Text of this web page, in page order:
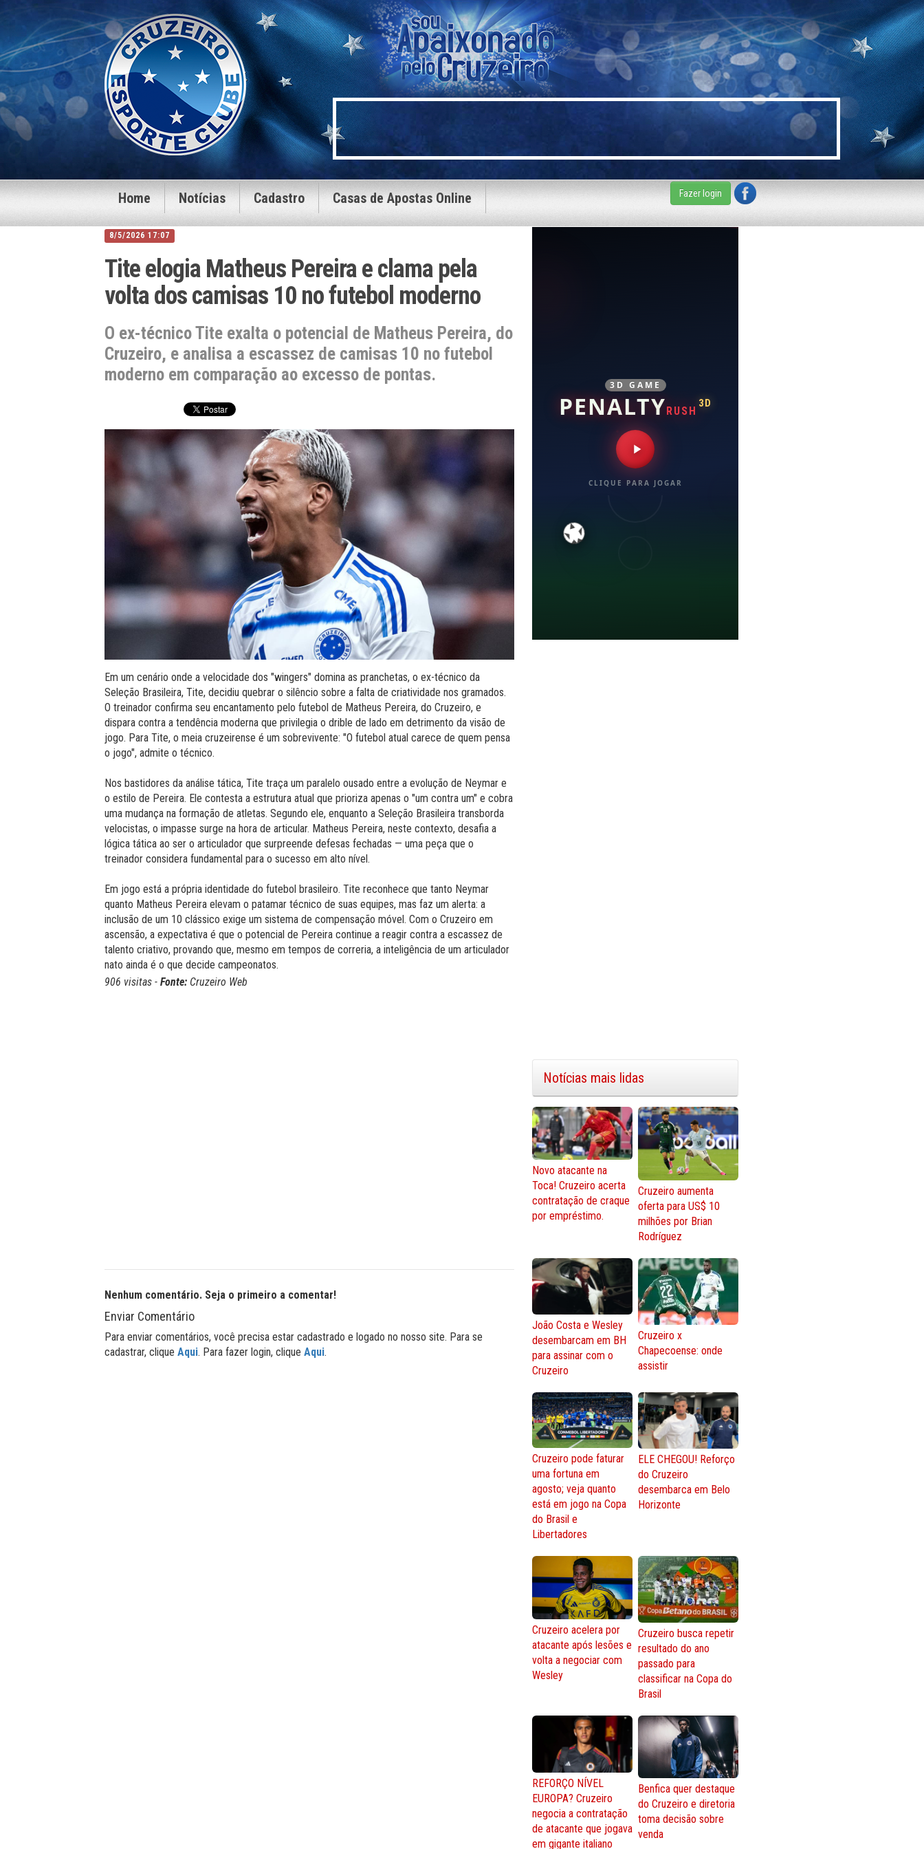
Home Notícias Cadastro Casas de Apostas Online Fazer login
8/5/2026 17:07
Tite elogia Matheus Pereira e clama pela
volta dos camisas 10 no futebol moderno
O ex-técnico Tite exalta o potencial de Matheus Pereira, do
Cruzeiro, e analisa a escassez de camisas 10 no futebol
moderno em comparação ao excesso de pontas.
Em um cenário onde a velocidade dos "wingers" domina as pranchetas, o ex-técnico da
Seleção Brasileira, Tite, decidiu quebrar o silêncio sobre a falta de criatividade nos gramados.
O treinador confirma seu encantamento pelo futebol de Matheus Pereira, do Cruzeiro, e
dispara contra a tendência moderna que privilegia o drible de lado em detrimento da visão de
jogo. Para Tite, o meia cruzeirense é um sobrevivente: "O futebol atual carece de quem pensa
o jogo", admite o técnico.
Nos bastidores da análise tática, Tite traça um paralelo ousado entre a evolução de Neymar e
o estilo de Pereira. Ele contesta a estrutura atual que prioriza apenas o "um contra um" e cobra
uma mudança na formação de atletas. Segundo ele, enquanto a Seleção Brasileira transborda
velocistas, o impasse surge na hora de articular. Matheus Pereira, neste contexto, desafia a
lógica tática ao ser o articulador que surpreende defesas fechadas — uma peça que o
treinador considera fundamental para o sucesso em alto nível.
Em jogo está a própria identidade do futebol brasileiro. Tite reconhece que tanto Neymar
quanto Matheus Pereira elevam o patamar técnico de suas equipes, mas faz um alerta: a
inclusão de um 10 clássico exige um sistema de compensação móvel. Com o Cruzeiro em
ascensão, a expectativa é que o potencial de Pereira continue a reagir contra a escassez de
talento criativo, provando que, mesmo em tempos de correria, a inteligência de um articulador
nato ainda é o que decide campeonatos.
906 visitas - Fonte: Cruzeiro Web
Nenhum comentário. Seja o primeiro a comentar!
Enviar Comentário
Para enviar comentários, você precisa estar cadastrado e logado no nosso site. Para se
cadastrar, clique Aqui. Para fazer login, clique Aqui.
3D GAME
PENALTYRUSH
3D
CLIQUE PARA JOGAR
Notícias mais lidas
Novo atacante na
Toca! Cruzeiro acerta
contratação de craque
por empréstimo.
Cruzeiro aumenta
oferta para US$ 10
milhões por Brian
Rodríguez
João Costa e Wesley
desembarcam em BH
para assinar com o
Cruzeiro
Cruzeiro x
Chapecoense: onde
assistir
Cruzeiro pode faturar
uma fortuna em
agosto; veja quanto
está em jogo na Copa
do Brasil e
Libertadores
ELE CHEGOU! Reforço
do Cruzeiro
desembarca em Belo
Horizonte
Cruzeiro acelera por
atacante após lesões e
volta a negociar com
Wesley
Cruzeiro busca repetir
resultado do ano
passado para
classificar na Copa do
Brasil
REFORÇO NÍVEL
EUROPA? Cruzeiro
negocia a contratação
de atacante que jogava
em gigante italiano
Benfica quer destaque
do Cruzeiro e diretoria
toma decisão sobre
venda